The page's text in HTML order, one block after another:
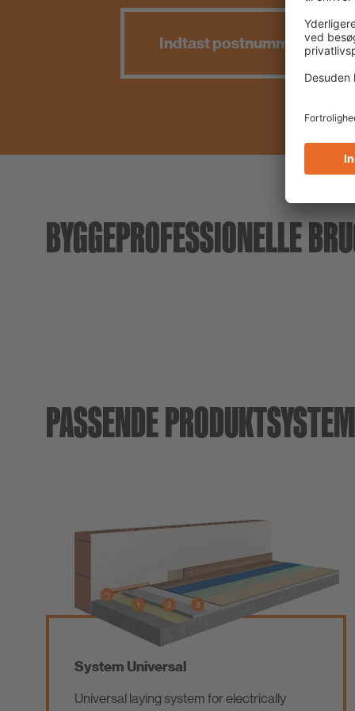
BYGGEPROFESSIONELLE
PASSENDE
System Universal
Universal laying system for electrically